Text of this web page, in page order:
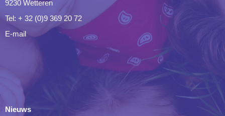
9230 Wetteren
Tel: + 32 (0)9 369 20 72
E-mail
Nieuws